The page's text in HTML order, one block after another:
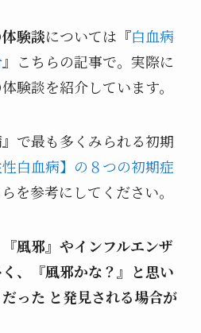
体験談については『白血病
』こちらの記事で。実際に
験談を紹介しています。
で最も多くみられる初期
白血病】の８つの初期症
を参考にしてください。
『風邪』やインフルエンザ
、『風邪かな？』と思い
った と発見される場合が